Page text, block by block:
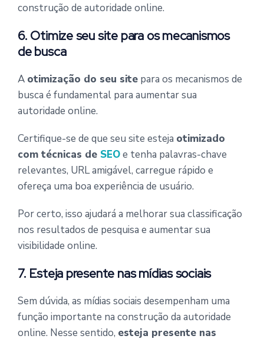
construção de autoridade online.
6. Otimize seu site para os mecanismos
de busca
A otimização do seu site para os mecanismos de
busca é fundamental para aumentar sua
autoridade online.
Certifique-se de que seu site esteja otimizado
com técnicas de SEOe tenha palavras-chave
relevantes, URL amigável, carregue rápido e
ofereça uma boa experiência de usuário.
Por certo, isso ajudará a melhorar sua classificação
nos resultados de pesquisa e aumentar sua
visibilidade online.
7. Esteja presente nas mídias sociais
Sem dúvida, as mídias sociais desempenham uma
função importante na construção da autoridade
online. Nesse sentido, esteja presente nas